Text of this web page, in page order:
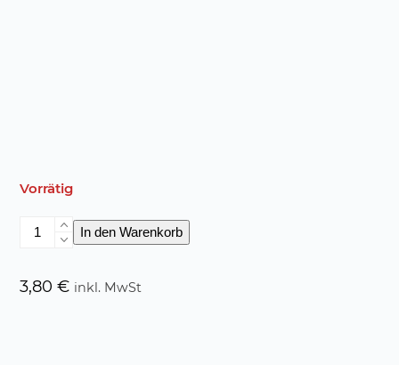
Vorrätig
Fischrüb
Menge
In den Warenkorb
3,80€ inkl. MwSt